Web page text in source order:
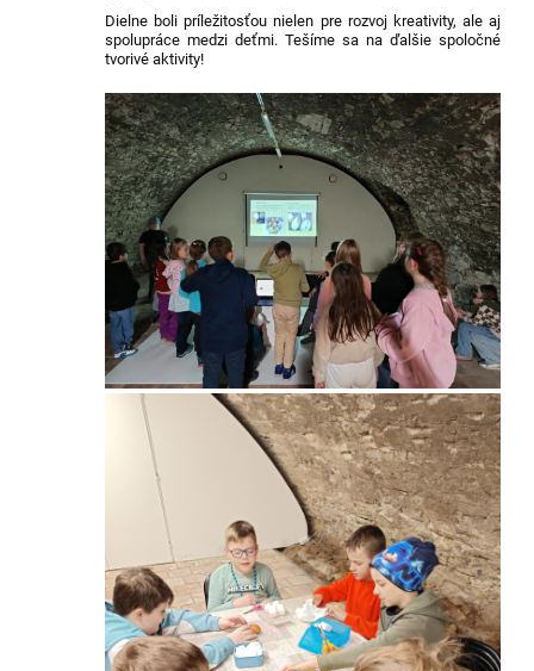
Dielne boli príležitosťou nielen pre rozvoj kreativity, ale aj
spolupráce medzi deťmi. Tešíme sa na ďalšie spoločné
tvorivé aktivity!